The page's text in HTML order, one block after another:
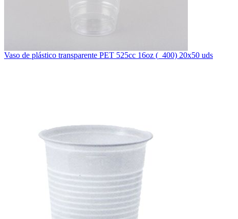
Vaso de plástico transparente PET 525cc 16oz (_400) 20x50 uds